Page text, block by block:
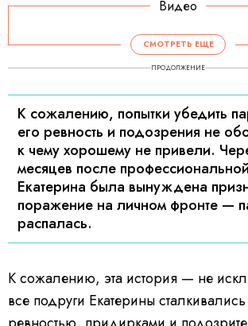
Видео
СМОТРЕТЬ ЕЩЕ
ПРОДОЛЖЕНИЕ
К сожалению, попытки убедить
его ревность и подозрения не
к чему хорошему не привели.
месяцев после
Екатерина была вынуждена
поражение на личном фронте —
распалась.
К сожалению, эта история — не
все подруги Екатерины